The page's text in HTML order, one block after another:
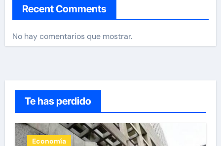
Recent Comments
No hay comentarios que mostrar.
Te has perdido
Economía